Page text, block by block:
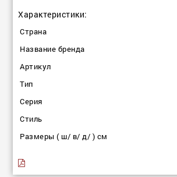
Характеристики:
Страна
Название бренда
Артикул
Тип
Серия
Стиль
Размеры ( ш/ в/ д/ ) см